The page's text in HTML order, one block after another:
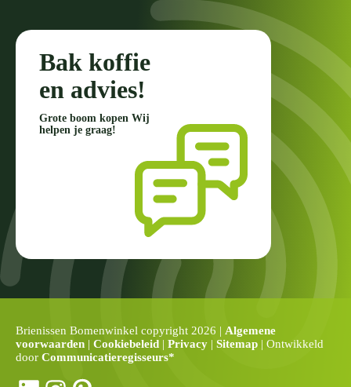
Bak koffie
en advies!
Grote boom kopen Wij
helpen je graag!
Brienissen Bomenwinkel copyright 2026 | Algemene
voorwaarden | Cookiebeleid | Privacy | Sitemap | Ontwikkeld
door Communicatieregisseurs*